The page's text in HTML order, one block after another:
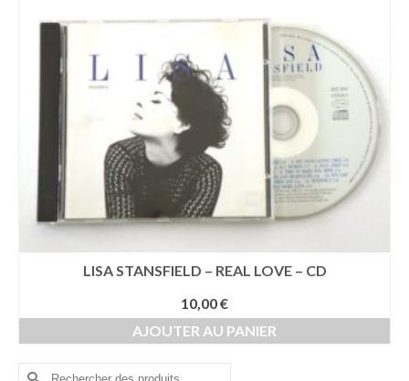
LISA STANSFIELD – REAL LOVE – CD
10,00€
AJOUTER AU PANIER
Rechercher :